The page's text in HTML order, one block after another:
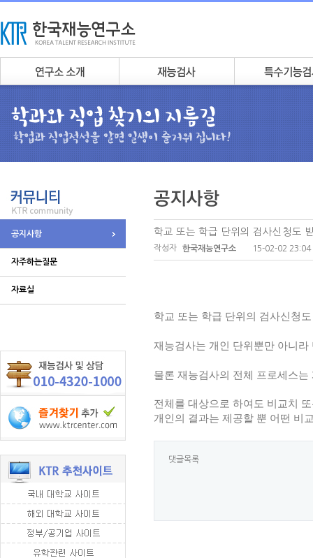
공지사항
자주하는질문
자료실
학교 또는 학급 단위의 검사신청도
작성자 한국재능연구소 15-02-02 23:04
학교 또는 학급 단위의 검사신청
재능검사는 개인 단위뿐만 아니
물론 재능검사의 전체 프로세스
전체를 대상으로 하여도 비교치
개인의 결과는 제공할 뿐 어떤 비
댓글목록